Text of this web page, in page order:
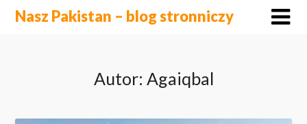
SkipNasz Pakistan – blog stronniczy
Autor: Agaiqbal